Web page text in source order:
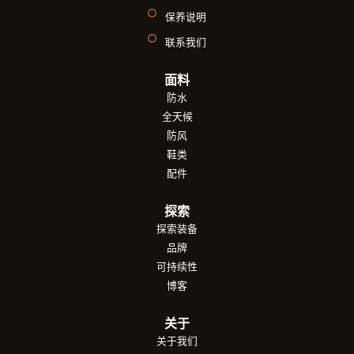
保养说明
联系我们
面料
防水
全天候
防风
鞋类
配件
探索
探索装备
品牌
可持续性
博客
关于
关于我们